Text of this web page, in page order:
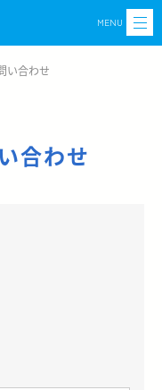
MENU
い合わせ
合わせ